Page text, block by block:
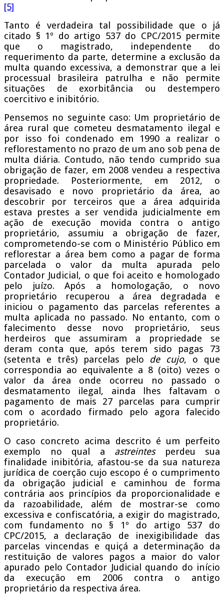
[5]
Tanto é verdadeira tal possibilidade que o já
citado § 1º do artigo 537 do CPC/2015 permite
que o magistrado, independente do
requerimento da parte, determine a exclusão da
multa quando excessiva, a demonstrar que a lei
processual brasileira patrulha e não permite
situações de exorbitância ou destempero
coercitivo e inibitório.
Pensemos no seguinte caso: Um proprietário de
área rural que cometeu desmatamento ilegal e
por isso foi condenado em 1990 a realizar o
reflorestamento no prazo de um ano sob pena de
multa diária. Contudo, não tendo cumprido sua
obrigação de fazer, em 2008 vendeu a respectiva
propriedade. Posteriormente, em 2012, o
desavisado e novo proprietário da área, ao
descobrir por terceiros que a área adquirida
estava prestes a ser vendida judicialmente em
ação de execução movida contra o antigo
proprietário, assumiu a obrigação de fazer,
comprometendo-se com o Ministério Público em
reflorestar a área bem como a pagar de forma
parcelada o valor da multa apurada pelo
Contador Judicial, o que foi aceito e homologado
pelo juízo. Após a homologação, o novo
proprietário recuperou a área degradada e
iniciou o pagamento das parcelas referentes a
multa aplicada no passado. No entanto, com o
falecimento desse novo proprietário, seus
herdeiros que assumiram a propriedade se
deram conta que, após terem sido pagas 73
(setenta e três) parcelas pelo de cujo, o que
correspondia ao equivalente a 8 (oito) vezes o
valor da área onde ocorreu no passado o
desmatamento ilegal, ainda lhes faltavam o
pagamento de mais 27 parcelas para cumprir
com o acordado firmado pelo agora falecido
proprietário.
O caso concreto acima descrito é um perfeito
exemplo no qual a astreintesperdeu sua
finalidade inibitória, afastou-se da sua natureza
jurídica de coerção cujo escopo é o cumprimento
da obrigação judicial e caminhou de forma
contrária aos princípios da proporcionalidade e
da razoabilidade, além de mostrar-se como
excessiva e confiscatória, a exigir do magistrado,
com fundamento no § 1º do artigo 537 do
CPC/2015, a declaração de inexigibilidade das
parcelas vincendas e quiçá a determinação da
restituição de valores pagos a maior do valor
apurado pelo Contador Judicial quando do início
da execução em 2006 contra o antigo
proprietário da respectiva área.